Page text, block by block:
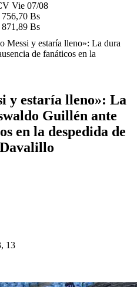
Vie 07/08
756,70 Bs
871,89 Bs
Messi y estaría lleno»: La dura
de fanáticos en la
y estaría lleno»: La
Guillén ante
en la despedida de
13